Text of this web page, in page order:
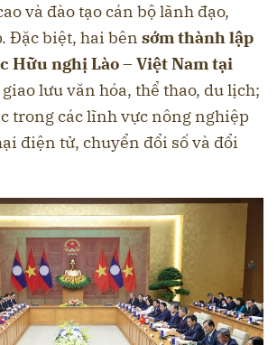
và đào tạo cán bộ lãnh đạo,
Đặc biệt, hai bên sớm thành lập
Hữu nghị Lào – Việt Nam tại
lưu văn hóa, thể thao, du lịch;
trong các lĩnh vực nông nghiệp
điện tử, chuyển đổi số và đổi